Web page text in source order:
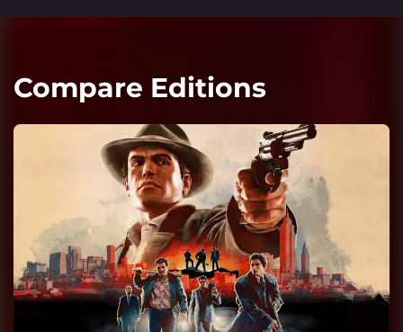
Compare Editions